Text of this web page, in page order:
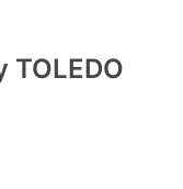
TOLEDO